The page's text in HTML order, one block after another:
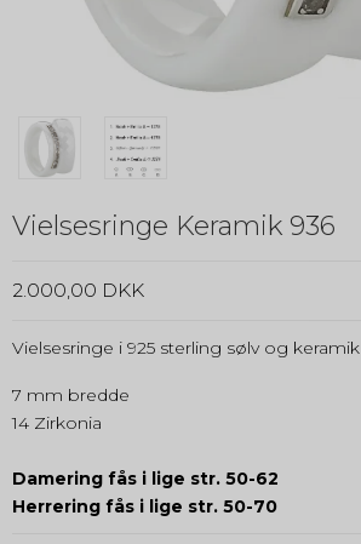
Vielsesringe Keramik 936
2.000,00 DKK
Vielsesringe i 925 sterling sølv og keramik
7 mm bredde
14 Zirkonia
Damering fås i lige str. 50-62
Herrering fås i lige str. 50-70